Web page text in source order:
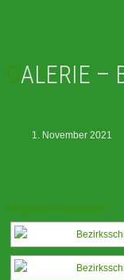
GALERIE –
1. November 2021
[Zeige eine Slideshow]